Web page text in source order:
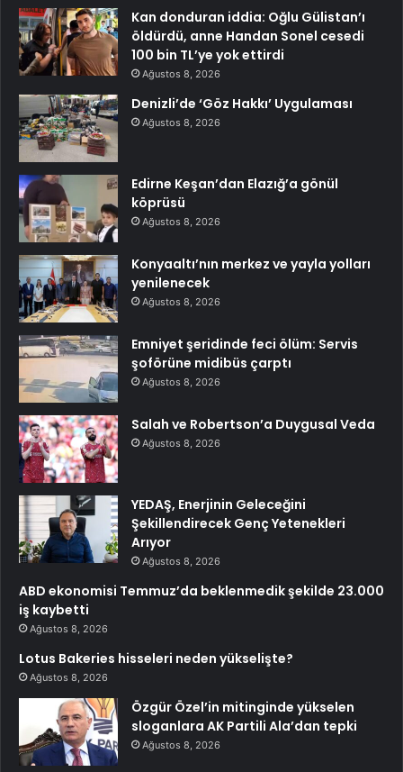
Kan donduran iddia: Oğlu Gülistan’ı
öldürdü, anne Handan Sonel cesedi
100 bin TL’ye yok ettirdi
Ağustos 8, 2026
Denizli’de ‘Göz Hakkı’ Uygulaması
Ağustos 8, 2026
Edirne Keşan’dan Elazığ’a gönül
köprüsü
Ağustos 8, 2026
Konyaaltı’nın merkez ve yayla yolları
yenilenecek
Ağustos 8, 2026
Emniyet şeridinde feci ölüm: Servis
şoförüne midibüs çarptı
Ağustos 8, 2026
Salah ve Robertson’a Duygusal Veda
Ağustos 8, 2026
YEDAŞ, Enerjinin Geleceğini
Şekillendirecek Genç Yetenekleri
Arıyor
Ağustos 8, 2026
ABD ekonomisi Temmuz’da beklenmedik şekilde 23.000
iş kaybetti
Ağustos 8, 2026
Lotus Bakeries hisseleri neden yükselişte?
Ağustos 8, 2026
Özgür Özel’in mitinginde yükselen
sloganlara AK Partili Ala’dan tepki
Ağustos 8, 2026